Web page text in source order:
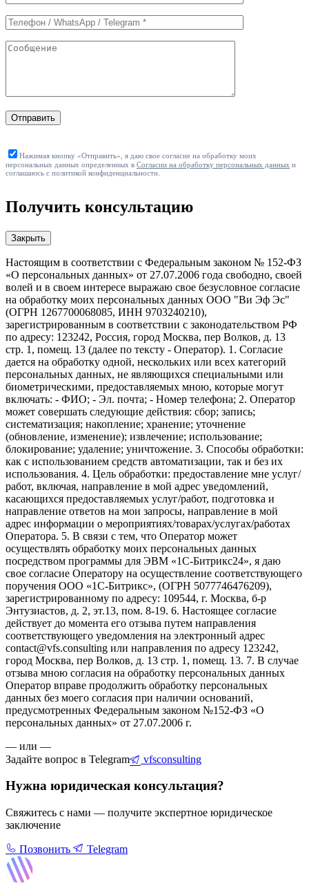
Отправить
Нажимая кнопку «Отправить», я даю свое согласие на обработку моих
персональных данных определенных в Согласии на обработку персональных данных и
соглашаюсь с политикой конфиденциальности.
Получить консультацию
Закрыть
Настоящим в соответствии с Федеральным законом № 152-ФЗ
«О персональных данных» от 27.07.2006 года свободно, своей
волей и в своем интересе выражаю свое безусловное согласие
на обработку моих персональных данных ООО "Ви Эф Эс"
(ОГРН 1267700068085, ИНН 9703240210),
зарегистрированным в соответствии с законодательством РФ
по адресу: 123242, Россия, город Москва, пер Волков, д. 13
стр. 1, помещ. 13 (далее по тексту - Оператор). 1. Согласие
дается на обработку одной, нескольких или всех категорий
персональных данных, не являющихся специальными или
биометрическими, предоставляемых мною, которые могут
включать: - ФИО; - Эл. почта; - Номер телефона; 2. Оператор
может совершать следующие действия: сбор; запись;
систематизация; накопление; хранение; уточнение
(обновление, изменение); извлечение; использование;
блокирование; удаление; уничтожение. 3. Способы обработки:
как с использованием средств автоматизации, так и без их
использования. 4. Цель обработки: предоставление мне услуг/
работ, включая, направление в мой адрес уведомлений,
касающихся предоставляемых услуг/работ, подготовка и
направление ответов на мои запросы, направление в мой
адрес информации о мероприятиях/товарах/услугах/работах
Оператора. 5. В связи с тем, что Оператор может
осуществлять обработку моих персональных данных
посредством программы для ЭВМ «1С-Битрикс24», я даю
свое согласие Оператору на осуществление соответствующего
поручения ООО «1С-Битрикс», (ОГРН 5077746476209),
зарегистрированному по адресу: 109544, г. Москва, б-р
Энтузиастов, д. 2, эт.13, пом. 8-19. 6. Настоящее согласие
действует до момента его отзыва путем направления
соответствующего уведомления на электронный адрес
contact@vfs.consulting или направления по адресу 123242,
город Москва, пер Волков, д. 13 стр. 1, помещ. 13. 7. В случае
отзыва мною согласия на обработку персональных данных
Оператор вправе продолжить обработку персональных
данных без моего согласия при наличии оснований,
предусмотренных Федеральным законом №152-ФЗ «О
персональных данных» от 27.07.2006 г.
— или —
Задайте вопрос в Telegram
vfsconsulting
Нужна юридическая консультация?
Свяжитесь с нами — получите экспертное юридическое
заключение
Позвонить Telegram